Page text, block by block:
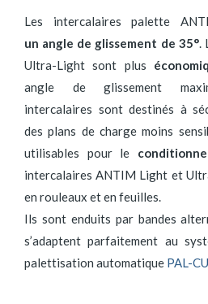
Les intercalaires palette
un angle de glissement de 35°.
Ultra-Light sont plus
angle de glissement
intercalaires sont destinés à
des plans de charge moins
utilisables pour le
intercalaires ANTIM Light et
en rouleaux et en feuilles.
Ils sont enduits par bandes
s’adaptent parfaitement au
palettisation automatique PAL-